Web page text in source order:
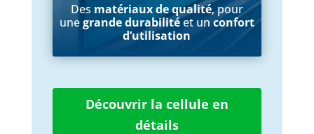
Des matériaux de qualité, pour
unegrande durabilitéet unconfort
d’utilisation
Découvrir la cellule en
détails